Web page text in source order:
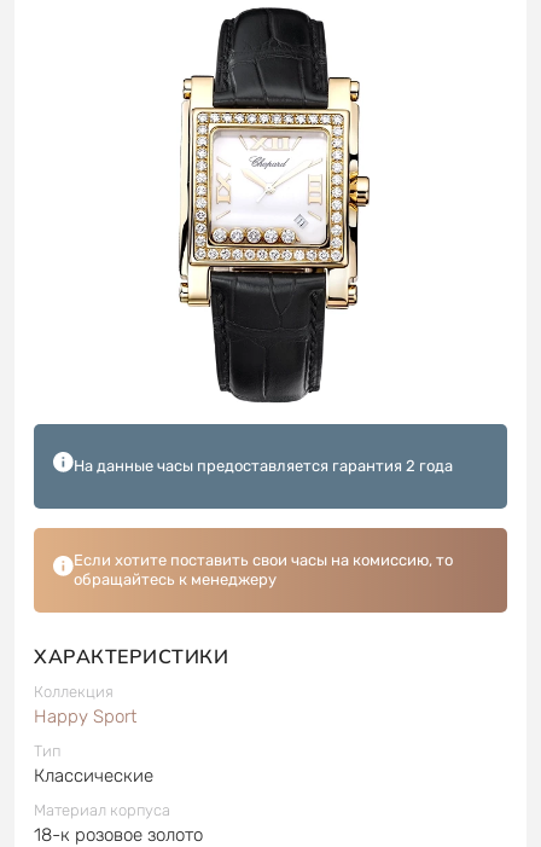
На данные часы предоставляется гарантия 2 года
Если хотите поставить свои часы на комиссию, то
обращайтесь к менеджеру
ХАРАКТЕРИСТИКИ
Коллекция
Happy Sport
Тип
Классические
Материал корпуса
18-к розовое золото